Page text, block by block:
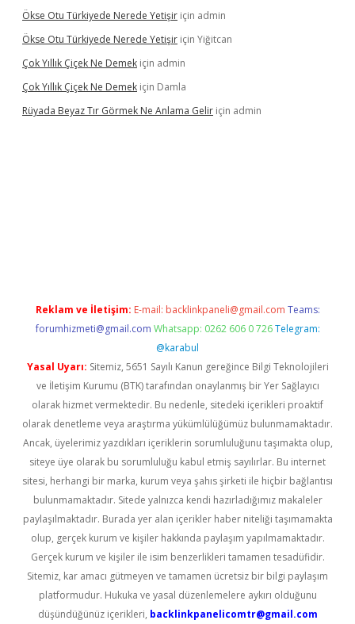
Ökse Otu Türkiyede Nerede Yetişir için admin
Ökse Otu Türkiyede Nerede Yetişir için Yiğitcan
Çok Yıllık Çiçek Ne Demek için admin
Çok Yıllık Çiçek Ne Demek için Damla
Rüyada Beyaz Tır Görmek Ne Anlama Gelir için admin
Reklam ve İletişim: E-mail: backlinkpaneli@gmail.com Teams:
forumhizmeti@gmail.com Whatsapp: 0262 606 0 726 Telegram:
@karabul
Yasal Uyarı: Sitemiz, 5651 Sayılı Kanun gereğince Bilgi Teknolojileri
ve İletişim Kurumu (BTK) tarafından onaylanmış bir Yer Sağlayıcı
olarak hizmet vermektedir. Bu nedenle, sitedeki içerikleri proaktif
olarak denetleme veya araştırma yükümlülüğümüz bulunmamaktadır.
Ancak, üyelerimiz yazdıkları içeriklerin sorumluluğunu taşımakta olup,
siteye üye olarak bu sorumluluğu kabul etmiş sayılırlar. Bu internet
sitesi, herhangi bir marka, kurum veya şahıs şirketi ile hiçbir bağlantısı
bulunmamaktadır. Sitede yalnızca kendi hazırladığımız makaleler
paylaşılmaktadır. Burada yer alan içerikler haber niteliği taşımamakta
olup, gerçek kurum ve kişiler hakkında paylaşım yapılmamaktadır.
Gerçek kurum ve kişiler ile isim benzerlikleri tamamen tesadüfidir.
Sitemiz, kar amacı gütmeyen ve tamamen ücretsiz bir bilgi paylaşım
platformudur. Hukuka ve yasal düzenlemelere aykırı olduğunu
düşündüğünüz içerikleri, backlinkpanelicomtr@gmail.com